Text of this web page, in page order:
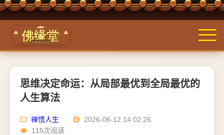
思维决定命运：从局部最优到全局最优的
人生算法
禅悟人生
2026-06-12 14:02:26
115次阅读